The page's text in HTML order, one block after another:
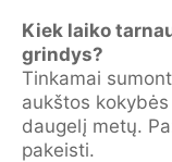
Kiek laiko
grindys?
Tinkamai
aukštos
daugelį metų.
pakeisti.